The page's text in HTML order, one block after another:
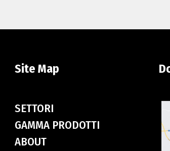
Site Map
SETTORI
GAMMA PRODOTTI
ABOUT